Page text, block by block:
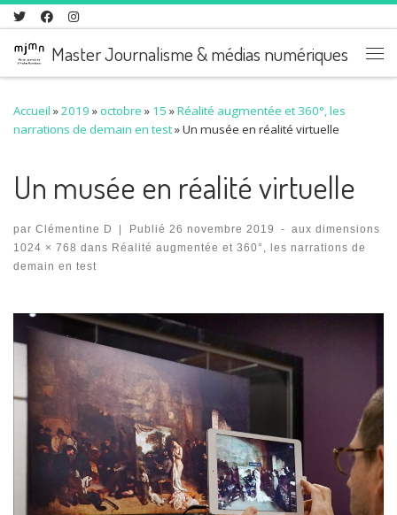
Skip to content
Master Journalisme & médias numériques
Accueil »2019 »octobre » 15 »Réalité augmentée et 360°, les
narrations de demain en test»Un musée en réalité virtuelle
Un musée en réalité virtuelle
par Clémentine D | Publié 26 novembre 2019 -
aux dimensions
1024 × 768 dans Réalité augmentée et 360°, les narrations de
demain en test
Navigation des images